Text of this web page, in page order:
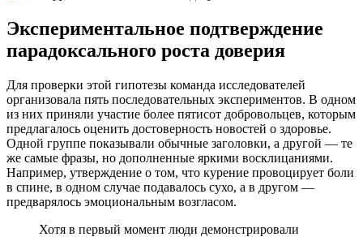
Экспериментальное подтверждение
парадоксального роста доверия
Для проверки этой гипотезы команда исследователей
организовала пять последовательных экспериментов. В одном
из них приняли участие более пятисот добровольцев, которым
предлагалось оценить достоверность новостей о здоровье.
Одной группе показывали обычные заголовки, а другой — те
же самые фразы, но дополненные яркими восклицаниями.
Например, утверждение о том, что курение провоцирует боли
в спине, в одном случае подавалось сухо, а в другом —
предварялось эмоциональным возгласом.
Хотя в первый момент люди демонстрировали